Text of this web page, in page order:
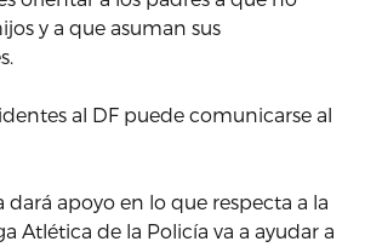
y a que asuman sus
al DF puede comunicarse al
dará apoyo en lo que respecta a la
Atlética de la Policía va a ayudar a